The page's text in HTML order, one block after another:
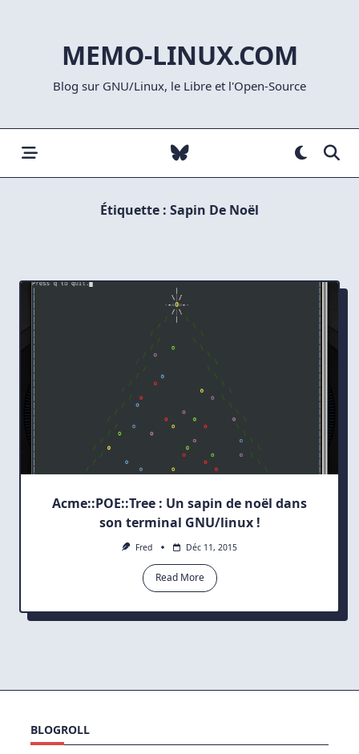
MEMO-LINUX.COM
Blog sur GNU/Linux, le Libre et l'Open-Source
Étiquette : Sapin De Noël
Acme::POE::Tree : Un sapin de noël dans
son terminal GNU/linux !
Fred Déc 11, 2015
Read More
BLOGROLL